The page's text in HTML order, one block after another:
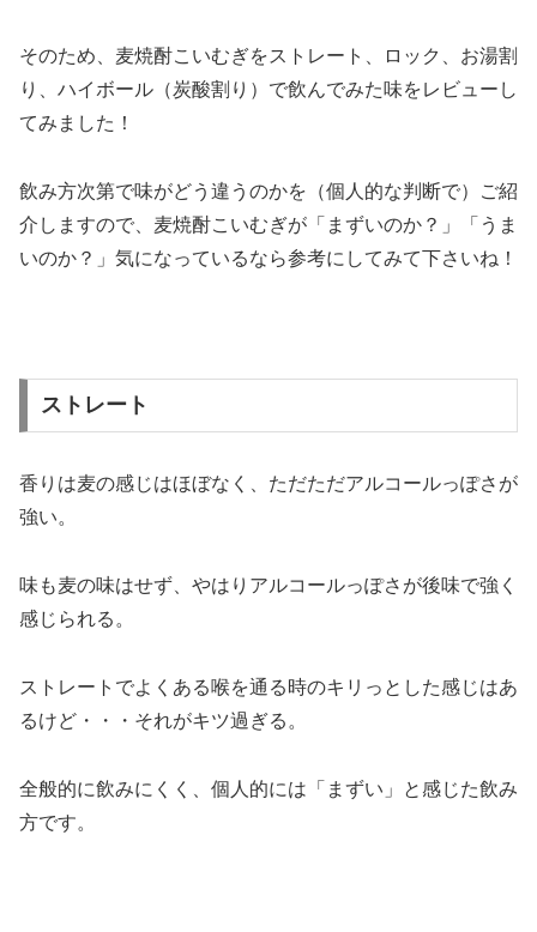
そのため、麦焼酎こいむぎをストレート、ロック、お湯割
り、ハイボール（炭酸割り）で飲んでみた味をレビューし
てみました！
飲み方次第で味がどう違うのかを（個人的な判断で）ご紹
介しますので、麦焼酎こいむぎが「まずいのか？」「うま
いのか？」気になっているなら参考にしてみて下さいね！
ストレート
香りは麦の感じはほぼなく、ただただアルコールっぽさが
強い。
味も麦の味はせず、やはりアルコールっぽさが後味で強く
感じられる。
ストレートでよくある喉を通る時のキリっとした感じはあ
るけど・・・それがキツ過ぎる。
全般的に飲みにくく、個人的には「まずい」と感じた飲み
方です。